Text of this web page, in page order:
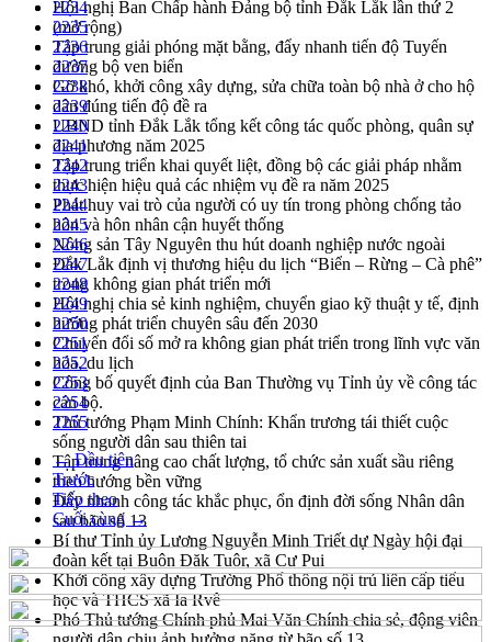
Hội nghị Ban Chấp hành Đảng bộ tỉnh Đắk Lắk lần thứ 2
(mở rộng)
Tập trung giải phóng mặt bằng, đẩy nhanh tiến độ Tuyến
đường bộ ven biển
Gỡ khó, khởi công xây dựng, sửa chữa toàn bộ nhà ở cho hộ
dân đúng tiến độ đề ra
UBND tỉnh Đắk Lắk tổng kết công tác quốc phòng, quân sự
địa phương năm 2025
Tập trung triển khai quyết liệt, đồng bộ các giải pháp nhằm
thực hiện hiệu quả các nhiệm vụ đề ra năm 2025
Phát huy vai trò của người có uy tín trong phòng chống tảo
hôn và hôn nhân cận huyết thống
Nông sản Tây Nguyên thu hút doanh nghiệp nước ngoài
Đắk Lắk định vị thương hiệu du lịch “Biển – Rừng – Cà phê”
trong không gian phát triển mới
Hội nghị chia sẻ kinh nghiệm, chuyển giao kỹ thuật y tế, định
hướng phát triển chuyên sâu đến 2030
Chuyển đổi số mở ra không gian phát triển trong lĩnh vực văn
hóa, du lịch
Công bố quyết định của Ban Thường vụ Tỉnh ủy về công tác
cán bộ.
Thủ tướng Phạm Minh Chính: Khẩn trương tái thiết cuộc
sống người dân sau thiên tai
Tập trung nâng cao chất lượng, tổ chức sản xuất sầu riêng
theo hướng bền vững
Đẩy nhanh công tác khắc phục, ổn định đời sống Nhân dân
sau bão số 13
Bí thư Tỉnh ủy Lương Nguyễn Minh Triết dự Ngày hội đại
đoàn kết tại Buôn Đăk Tuôr, xã Cư Pui
Khởi công xây dựng Trường Phổ thông nội trú liên cấp tiểu
học và THCS xã Ia Rvê
Phó Thủ tướng Chính phủ Mai Văn Chính chia sẻ, động viên
2234
2235
2236
2237
2238
2239
2240
2241
2242
2243
2244
2245
2246
2247
2248
2249
2250
2251
2252
2253
2254
2255
← Đầu tiên
Trước
Tiếp theo
Cuối cùng →